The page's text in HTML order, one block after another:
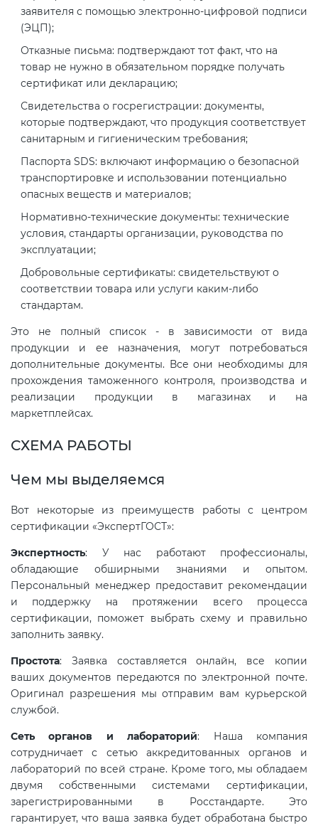
заявителя с помощью электронно-цифровой подписи
(ЭЦП);
Отказные письма: подтверждают тот факт, что на
товар не нужно в обязательном порядке получать
сертификат или декларацию;
Свидетельства о госрегистрации: документы,
которые подтверждают, что продукция соответствует
санитарным и гигиеническим требования;
Паспорта SDS: включают информацию о безопасной
транспортировке и использовании потенциально
опасных веществ и материалов;
Нормативно-технические документы: технические
условия, стандарты организации, руководства по
эксплуатации;
Добровольные сертификаты: свидетельствуют о
соответствии товара или услуги каким-либо
стандартам.
Это не полный список - в зависимости от вида
продукции и ее назначения, могут потребоваться
дополнительные документы. Все они необходимы для
прохождения таможенного контроля, производства и
реализации продукции в магазинах и на
маркетплейсах.
СХЕМА РАБОТЫ
Чем мы выделяемся
Вот некоторые из преимуществ работы с центром
сертификации «ЭкспертГОСТ»:
Экспертность: У нас работают профессионалы,
обладающие обширными знаниями и опытом.
Персональный менеджер предоставит рекомендации
и поддержку на протяжении всего процесса
сертификации, поможет выбрать схему и правильно
заполнить заявку.
Простота: Заявка составляется онлайн, все копии
ваших документов передаются по электронной почте.
Оригинал разрешения мы отправим вам курьерской
службой.
Сеть органов и лабораторий: Наша компания
сотрудничает с сетью аккредитованных органов и
лабораторий по всей стране. Кроме того, мы обладаем
двумя собственными системами сертификации,
зарегистрированными в Росстандарте. Это
гарантирует, что ваша заявка будет обработана быстро
Сертификация бытовой техники
Сертификация легкой
промышленности
Сертификация мебели
Сертификация упаковки
Сертификация импортной
продукции
Сертификация для
маркетплейсов
Сертификация спортивных
товаров
Сертификация электротехники
Сертификат ГОСТ Р ИСО/МЭК
20000-1-2021
Сертификат ГОСТ Р ИСО 26000-
2012
Сертификат ГОСТ Р ИСО/МЭК
Сертификат на ИСМ
Регистрация товарного знака
(торговой марки) в Роспатенте
Регистрация товарного знака
(торговой марки) в Роспатенте
Регистрация товарного знака
Заключение ФСТЭК
Декларация связи Минцифры
2008
Сертификат ГОСТ Р ИСО 20121-
2014
Сертификат ГОСТ Р 56404-2021
Декларация ГОСТ Р
Добровольная сертификация
продукции ГОСТ Р
Добровольный сертификат на
услуги
О безопасности дорог (ТР ТС
014/2011)
О безопасности оборудования
для работы во взрывоопасных
средах (ТР ТС 012/2011)
ТР ТС 011/2011 «Безопасность
лифтов»
О требованиях к средствам
обеспечения пожарной
безопасности и пожаротушения
Декларация соответствия ТР ТС
004/2011
Декларация ТР ТС
Декларирование косметики (ТР
ТС 009)
по схеме 5Д (ТР ТС 010)
Декларирование пищевой
продукции (ТР ТС 021)
Декларирование алкогольной
продукции (ТР ЕАЭС 047)
Декларирование
совместимости (ТР ТС 020)
Сертификация детских товаров
Сертификация товаров легкой
промышленности (ТР ТС 017)